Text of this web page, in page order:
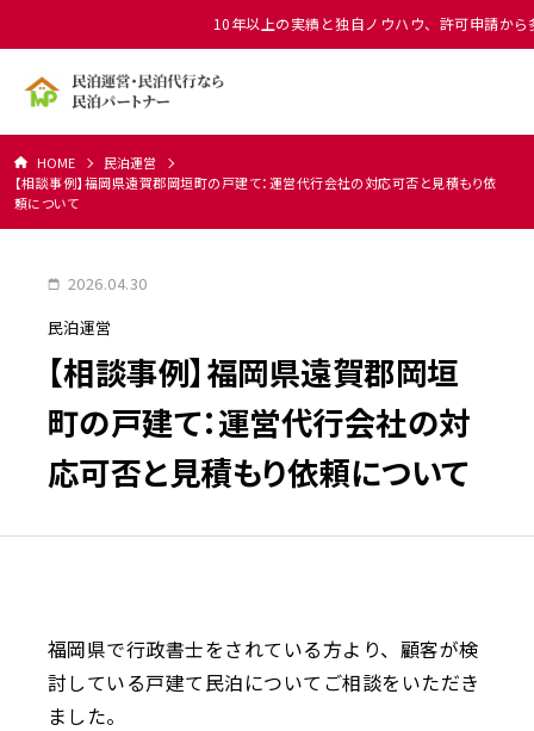
10年以上の実績と独自ノウハウ、許可申請か
HOME
民泊運営
【相談事例】福岡県遠賀郡岡垣町の戸建て：運営代行会社の対応可否と見積もり依
頼について
2026.04.30
民泊運営
【相談事例】福岡県遠賀郡岡垣
町の戸建て：運営代行会社の対
応可否と見積もり依頼について
福岡県で行政書士をされている方より、顧客が検
討している戸建て民泊についてご相談をいただき
ました。